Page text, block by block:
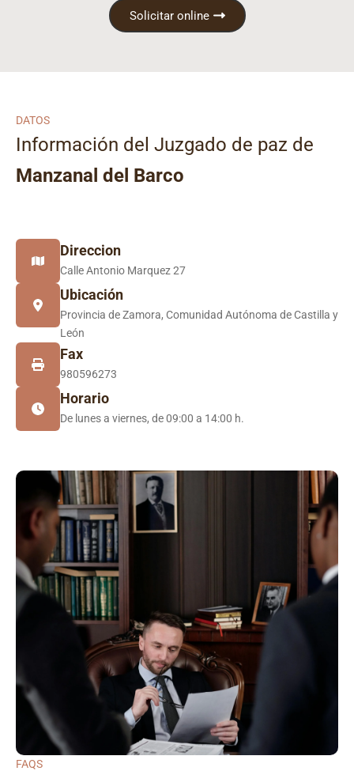
Solicitar online
DATOS
Información del Juzgado de paz de
Manzanal del Barco
Direccion
Calle Antonio Marquez 27
Ubicación
Provincia de Zamora, Comunidad Autónoma de Castilla y
León
Fax
980596273
Horario
De lunes a viernes, de 09:00 a 14:00 h.
FAQS